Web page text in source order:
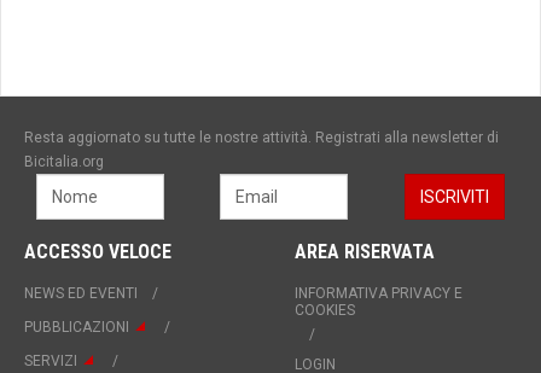
Resta aggiornato su tutte le nostre attività. Registrati alla newsletter di
Bicitalia.org
ACCESSO VELOCE
NEWS ED EVENTI
PUBBLICAZIONI
SERVIZI
AREA RISERVATA
INFORMATIVA PRIVACY E
COOKIES
LOGIN